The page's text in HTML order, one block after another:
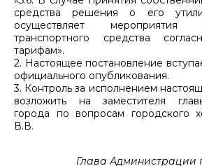
средства решения о его
осуществляет мероприятия
транспортного средства
тарифам».
2. Настоящее постановление
официального опубликования.
3. Контроль за исполнением
возложить на заместителя
города по вопросам городского
В.В.
Глава Администрации